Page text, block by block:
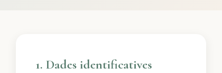
1. Dades identificatives